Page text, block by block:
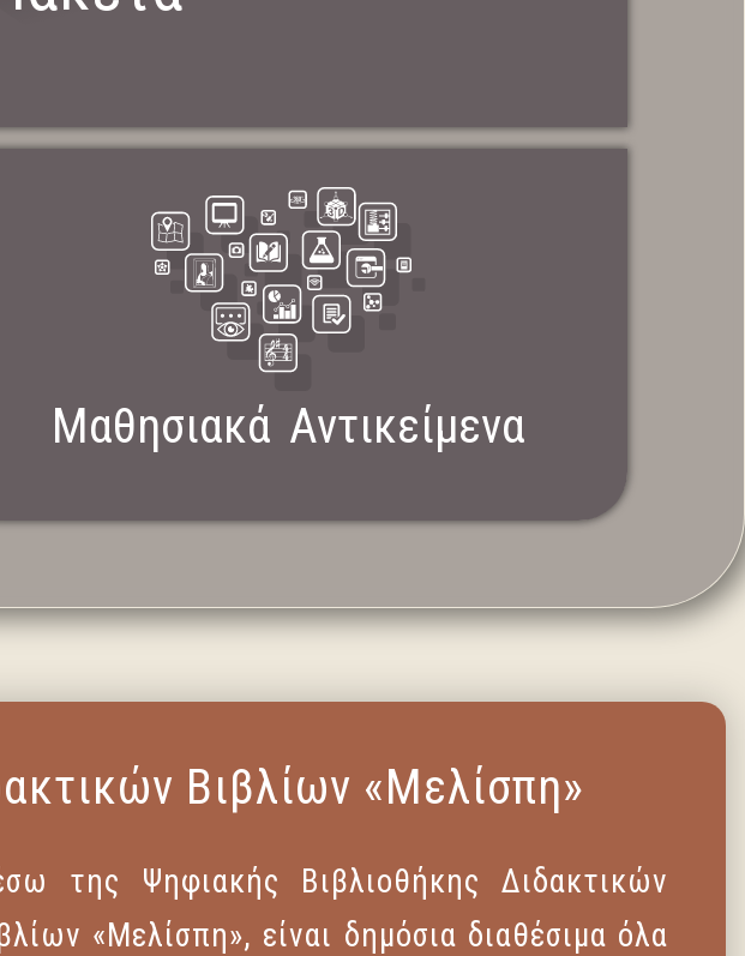
Μαθησιακά Αντικείμενα
Βιβλίων «Μελίσπη»
της Ψηφιακής Βιβλιοθήκης Διδακτικών
«Μελίσπη», είναι δημόσια διαθέσιμα όλα